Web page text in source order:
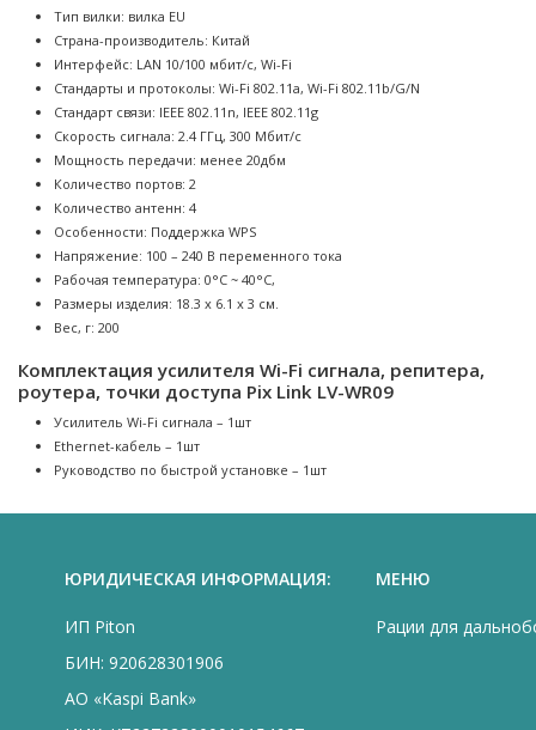
Тип вилки: вилка EU
Страна-производитель: Китай
Интерфейс: LAN 10/100 мбит/с, Wi-Fi
Стандарты и протоколы: Wi-Fi 802.11a, Wi-Fi 802.11b/G/N
Стандарт связи: IEEE 802.11n, IEEE 802.11g
Скорость сигнала: 2.4 ГГц, 300 Мбит/с
Мощность передачи: менее 20дбм
Количество портов: 2
Количество антенн: 4
Особенности: Поддержка WPS
Напряжение: 100 – 240 В переменного тока
Рабочая температура: 0°C ~ 40°C,
Размеры изделия: 18.3 х 6.1 х 3 см.
Вес, г: 200
Комплектация усилителя Wi-Fi сигнала, репитера,
роутера, точки доступа Pix Link LV-WR09
Усилитель Wi-Fi сигнала – 1шт
Ethernet-кабель – 1шт
Руководство по быстрой установке – 1шт
ЮРИДИЧЕСКАЯ ИНФОРМАЦИЯ:
ИП Piton
БИН: 920628301906
АО «Kaspi Bank»
МЕНЮ
Рации для